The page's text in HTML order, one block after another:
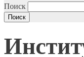
Поиск